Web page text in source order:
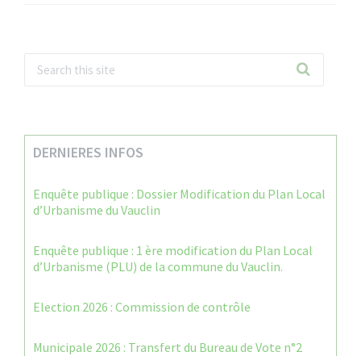
DERNIERES INFOS
Enquête publique : Dossier Modification du Plan Local
d’Urbanisme du Vauclin
Enquête publique : 1 ère modification du Plan Local
d’Urbanisme (PLU) de la commune du Vauclin.
Election 2026 : Commission de contrôle
Municipale 2026 : Transfert du Bureau de Vote n°2